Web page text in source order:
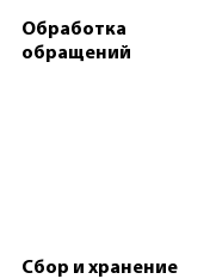
Обработка
обращений
Сбор и хранение